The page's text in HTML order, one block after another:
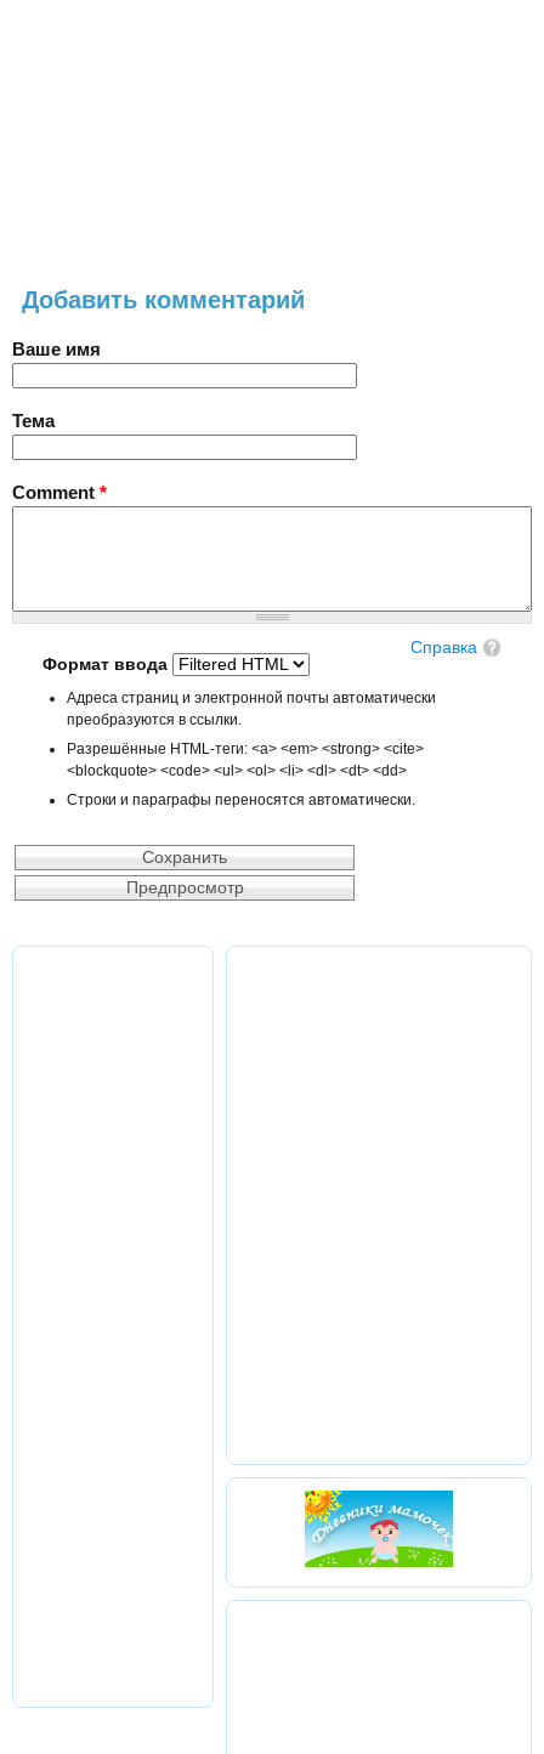
Добавить комментарий
Ваше имя
Тема
Comment *
Справка
Формат ввода
Адреса страниц и электронной почты автоматически
преобразуются в ссылки.
Разрешённые HTML-теги: <a> <em> <strong> <cite>
<blockquote> <code> <ul> <ol> <li> <dl> <dt> <dd>
Строки и параграфы переносятся автоматически.